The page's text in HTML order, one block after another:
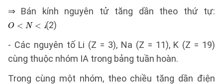
⇒ Bán kính nguyên tử tăng dần theo thứ tự:
(2)
- Các nguyên tố Li (Z = 3), Na (Z = 11), K (Z = 19)
cùng thuộc nhóm IA trong bảng tuần hoàn.
Trong cùng một nhóm, theo chiều tăng dần điện